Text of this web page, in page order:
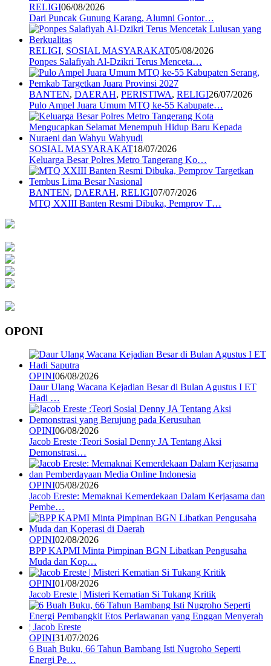
RELIGI06/08/2026
Dari Puncak Gunung Karang, Alumni Gontor…
RELIGI, SOSIAL MASYARAKAT05/08/2026
Ponpes Salafiyah Al-Dzikri Terus Menceta…
BANTEN, DAERAH, PERISTIWA, RELIGI26/07/2026
Pulo Ampel Juara Umum MTQ ke-55 Kabupate…
SOSIAL MASYARAKAT18/07/2026
Keluarga Besar Polres Metro Tangerang Ko…
BANTEN, DAERAH, RELIGI07/07/2026
MTQ XXIII Banten Resmi Dibuka, Pemprov T…
OPONI
OPINI06/08/2026
Daur Ulang Wacana Kejadian Besar di Bulan Agustus I ET
Hadi …
OPINI06/08/2026
Jacob Ereste :Teori Sosial Denny JA Tentang Aksi
Demonstrasi…
OPINI05/08/2026
Jacob Ereste: Memaknai Kemerdekaan Dalam Kerjasama dan
Pembe…
OPINI02/08/2026
BPP KAPMI Minta Pimpinan BGN Libatkan Pengusaha
Muda dan Kop…
OPINI01/08/2026
Jacob Ereste | Misteri Kematian Si Tukang Kritik
OPINI31/07/2026
6 Buah Buku, 66 Tahun Bambang Isti Nugroho Seperti
Energi Pe…